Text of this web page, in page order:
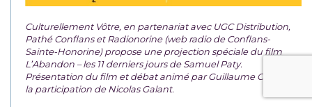
Culturellement Vôtre, en partenariat avec UGC Distribution,
Pathé Conflans et Radionorine (web radio de Conflans-
Sainte-Honorine) propose une projection spéciale du film
L’Abandon – les 11 derniers jours de Samuel Paty.
Présentation du film et débat animé par Guillaume Creis avec
la participation de Nicolas Galant.